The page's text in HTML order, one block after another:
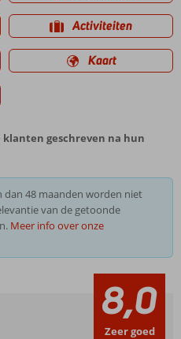
Activiteiten
Kaart
klanten geschreven na hun
dan 48 maanden worden niet
van de getoonde
Meer info over onze
8,0
Zeer goed